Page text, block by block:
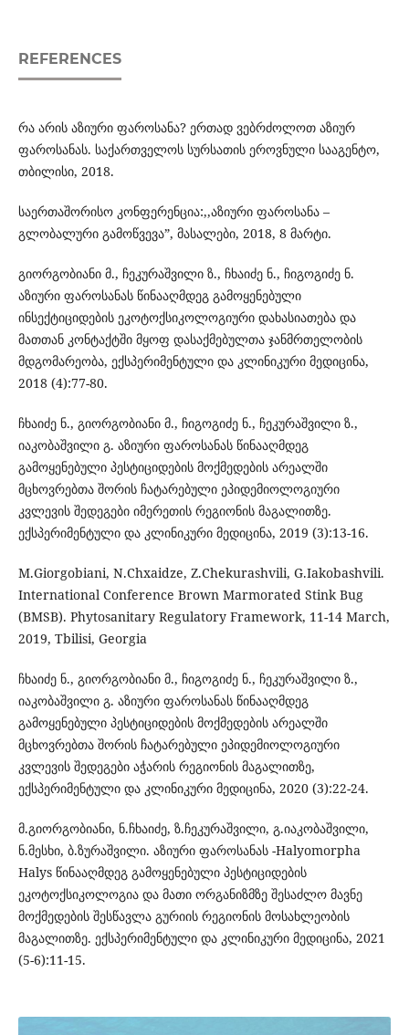
REFERENCES
რა არის აზიური ფაროსანა? ერთად ვებრძოლოთ აზიურ
ფაროსანას. საქართველოს სურსათის ეროვნული სააგენტო,
თბილისი, 2018.
საერთაშორისო კონფერენცია:,,აზიური ფაროსანა –
გლობალური გამოწვევა”, მასალები, 2018, 8 მარტი.
გიორგობიანი მ., ჩეკურაშვილი ზ., ჩხაიძე ნ., ჩიგოგიძე ნ.
აზიური ფაროსანას წინააღმდეგ გამოყენებული
ინსექტიციდების ეკოტოქსიკოლოგიური დახასიათება და
მათთან კონტაქტში მყოფ დასაქმებულთა ჯანმრთელობის
მდგომარეობა, ექსპერიმენტული და კლინიკური მედიცინა,
2018 (4):77-80.
ჩხაიძე ნ., გიორგობიანი მ., ჩიგოგიძე ნ., ჩეკურაშვილი ზ.,
იაკობაშვილი გ. აზიური ფაროსანას წინააღმდეგ
გამოყენებული პესტიციდების მოქმედების არეალში
მცხოვრებთა შორის ჩატარებული ეპიდემიოლოგიური
კვლევის შედეგები იმერეთის რეგიონის მაგალითზე.
ექსპერიმენტული და კლინიკური მედიცინა, 2019 (3):13-16.
M.Giorgobiani, N.Chxaidze, Z.Chekurashvili, G.Iakobashvili.
International Conference Brown Marmorated Stink Bug
(BMSB). Phytosanitary Regulatory Framework, 11-14 March,
2019, Tbilisi, Georgia
ჩხაიძე ნ., გიორგობიანი მ., ჩიგოგიძე ნ., ჩეკურაშვილი ზ.,
იაკობაშვილი გ. აზიური ფაროსანას წინააღმდეგ
გამოყენებული პესტიციდების მოქმედების არეალში
მცხოვრებთა შორის ჩატარებული ეპიდემიოლოგიური
კვლევის შედეგები აჭარის რეგიონის მაგალითზე,
ექსპერიმენტული და კლინიკური მედიცინა, 2020 (3):22-24.
მ.გიორგობიანი, ნ.ჩხაიძე, ზ.ჩეკურაშვილი, გ.იაკობაშვილი,
ნ.მესხი, ბ.ზურაშვილი. აზიური ფაროსანას -Halyomorpha
Halys წინააღმდეგ გამოყენებული პესტიციდების
ეკოტოქსიკოლოგია და მათი ორგანიზმზე შესაძლო მავნე
მოქმედების შესწავლა გურიის რეგიონის მოსახლეობის
მაგალითზე. ექსპერიმენტული და კლინიკური მედიცინა, 2021
(5-6):11-15.